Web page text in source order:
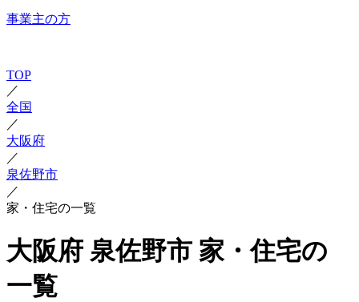
事業主の方
TOP
／
全国
／
大阪府
／
泉佐野市
／
家・住宅の一覧
大阪府 泉佐野市 家・住宅の
一覧